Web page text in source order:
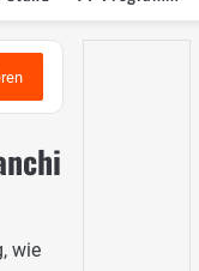
Lexikon
wie